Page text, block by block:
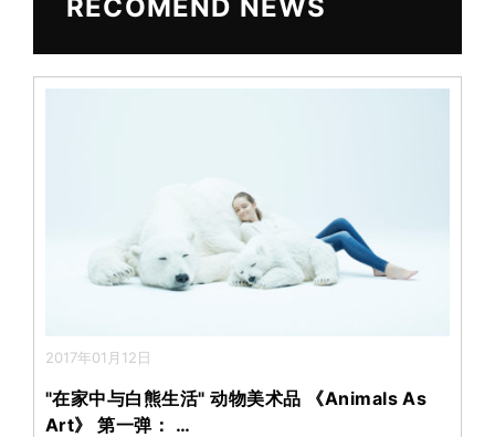
RECOMEND NEWS
2017年01月12日
"在家中与白熊生活" 动物美术品 《Animals As
Art》 第一弹： …